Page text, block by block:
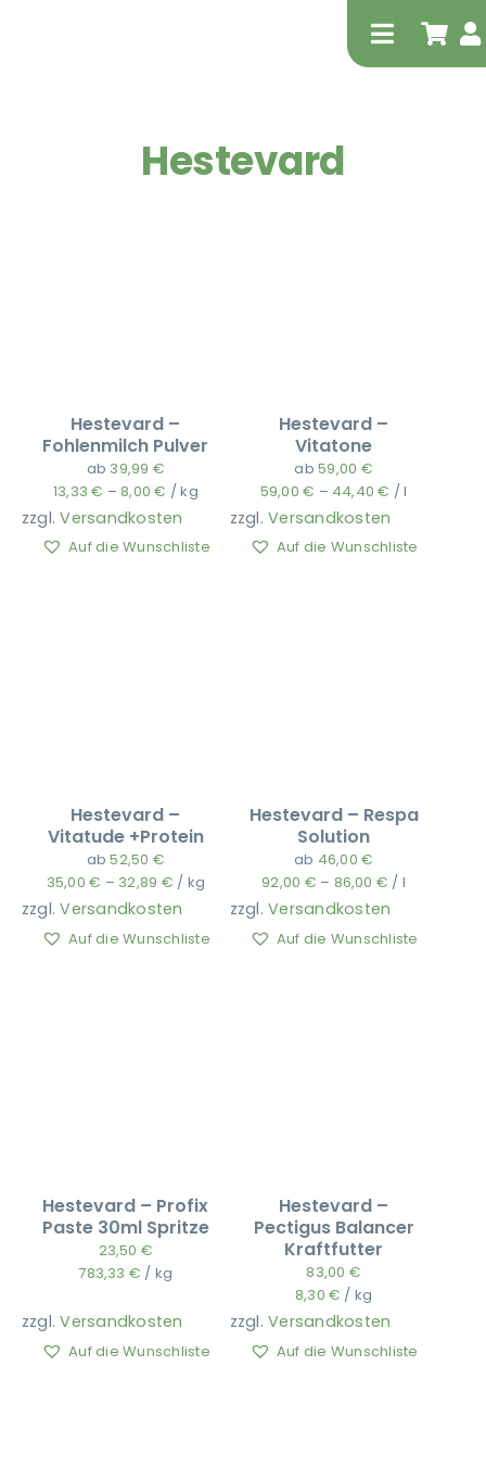
Toggle
Hestevard
Hestevard –
Fohlenmilch Pulver
ab 39,99 €
13,33€ –8,00€ /kg
zzgl.Versandkosten
Auf die Wunschliste
Hestevard –
Vitatone
ab59,00 €
59,00€ – 44,40€ /l
zzgl.Versandkosten
Auf die Wunschliste
Hestevard –
Vitatude +Protein
ab52,50 €
35,00€ – 32,89 € / kg
zzgl.Versandkosten
Auf die Wunschliste
Hestevard – Respa
Solution
ab 46,00€
92,00 € – 86,00 € / l
zzgl.Versandkosten
Auf die Wunschliste
Hestevard – Profix
Paste 30ml Spritze
23,50 €
783,33 € / kg
zzgl.Versandkosten
Auf die Wunschliste
Hestevard –
Pectigus Balancer
Kraftfutter
83,00 €
8,30 € / kg
zzgl.Versandkosten
Auf die Wunschliste